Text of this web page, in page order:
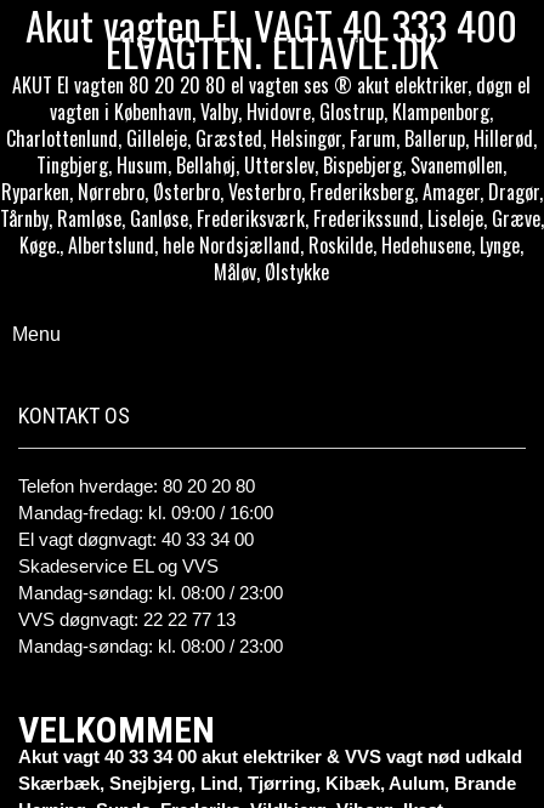
Akut vagten EL VAGT 40 333 400
ELVAGTEN. ELTAVLE.DK
AKUT El vagten 80 20 20 80 el vagten ses ® akut elektriker, døgn el
vagten i København, Valby, Hvidovre, Glostrup, Klampenborg,
Charlottenlund, Gilleleje, Græsted, Helsingør, Farum, Ballerup, Hillerød,
Tingbjerg, Husum, Bellahøj, Utterslev, Bispebjerg, Svanemøllen,
Ryparken, Nørrebro, Østerbro, Vesterbro, Frederiksberg, Amager, Dragør,
Tårnby, Ramløse, Ganløse, Frederiksværk, Frederikssund, Liseleje, Græve,
Køge., Albertslund, hele Nordsjælland, Roskilde, Hedehusene, Lynge,
Måløv, Ølstykke
Menu
KONTAKT OS
Telefon hverdage: 80 20 20 80
Mandag-fredag: kl. 09:00 / 16:00
El vagt døgnvagt: 40 33 34 00
Skadeservice EL og VVS
Mandag-søndag: kl. 08:00 / 23:00
VVS døgnvagt: 22 22 77 13
Mandag-søndag: kl. 08:00 / 23:00
VELKOMMEN
Akut vagt 40 33 34 00 akut elektriker & VVS vagt nød udkald
Skærbæk, Snejbjerg, Lind, Tjørring, Kibæk, Aulum, Brande